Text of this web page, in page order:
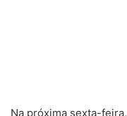
Na próxima sexta-